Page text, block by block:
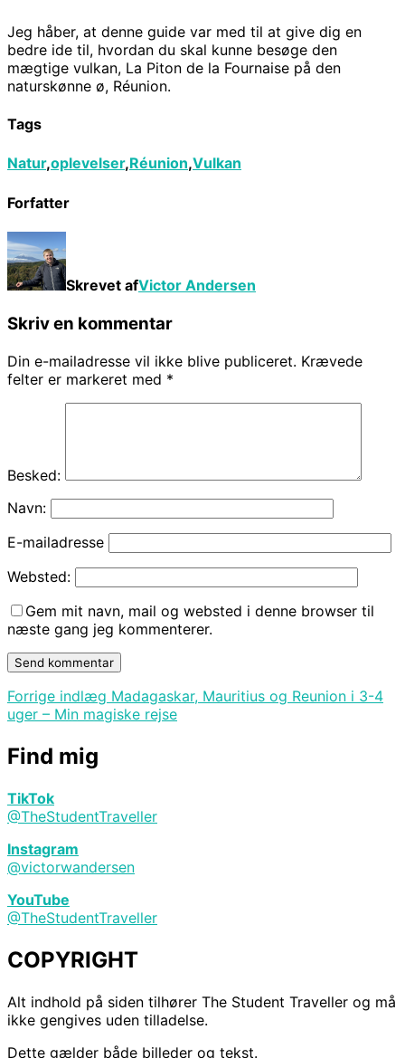
Jeg håber, at denne guide var med til at give dig en
bedre ide til, hvordan du skal kunne besøge den
mægtige vulkan, La Piton de la Fournaise på den
naturskønne ø, Réunion.
Tags
Natur,oplevelser,Réunion,Vulkan
Forfatter
Skrevet afVictor Andersen
Skriv en kommentar
Din e-mailadresse vil ikke blive publiceret. Krævede
felter er markeret med *
Besked:
Navn:
E-mailadresse
Websted:
Gem mit navn, mail og websted i denne browser til
næste gang jeg kommenterer.
Indlægsnavigation
Forrige
indlæg
Forrige indlæg Madagaskar, Mauritius og Reunion i 3-4
uger – Min magiske rejse
Find mig
TikTok
@TheStudentTraveller
Instagram
@victorwandersen
YouTube
@TheStudentTraveller
COPYRIGHT
Alt indhold på siden tilhører The Student Traveller og må
ikke gengives uden tilladelse.
Dette gælder både billeder og tekst.